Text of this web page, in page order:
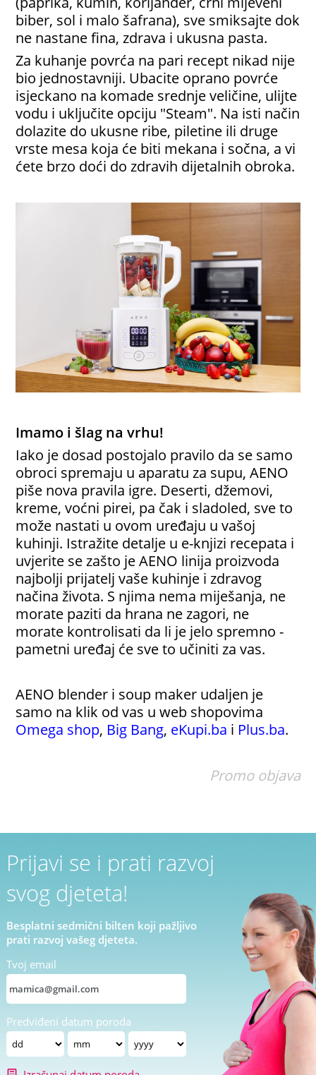
biber, sol i malo šafrana), sve smiksajte dok
ne nastane fina, zdrava i ukusna pasta.
Za kuhanje povrća na pari recept nikad nije
bio jednostavniji. Ubacite oprano povrće
isjeckano na komade srednje veličine, ulijte
vodu i uključite opciju "Steam". Na isti način
dolazite do ukusne ribe, piletine ili druge
vrste mesa koja će biti mekana i sočna, a vi
ćete brzo doći do zdravih dijetalnih obroka.
Imamo i šlag na vrhu!
Iako je dosad postojalo pravilo da se samo
obroci spremaju u aparatu za supu, AENO
piše nova pravila igre. Deserti, džemovi,
kreme, voćni pirei, pa čak i sladoled, sve to
može nastati u ovom uređaju u vašoj
kuhinji. Istražite detalje u e-knjizi recepata i
uvjerite se zašto je AENO linija proizvoda
najbolji prijatelj vaše kuhinje i zdravog
načina života. S njima nema miješanja, ne
morate paziti da hrana ne zagori, ne
morate kontrolisati da li je jelo spremno -
pametni uređaj će sve to učiniti za vas.
AENO blender i soup maker udaljen je
samo na klik od vas u web shopovima
Omega shop, Big Bang, eKupi.ba i Plus.ba.
Promo objava
Prijavi se i prati razvoj
svog djeteta!
Besplatni sedmični bilten koji pažljivo
prati razvoj vašeg djeteta.
Tvoj email
Predviđeni datum poroda